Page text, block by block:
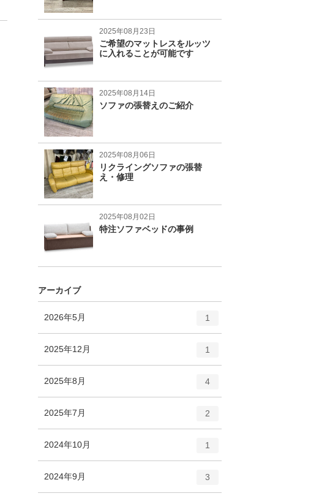
2025年08月23日
ご希望のマットレスをルッツ
に入れることが可能です
2025年08月14日
ソファの張替えのご紹介
2025年08月06日
リクライングソファの張替
え・修理
2025年08月02日
特注ソファベッドの事例
アーカイブ
2026年5月
リ
ー
1
2025年12月
ー
1
2025年8月
ー
数
4
2025年7月
リ
ー
2
2024年10月 1
2024年9月 3